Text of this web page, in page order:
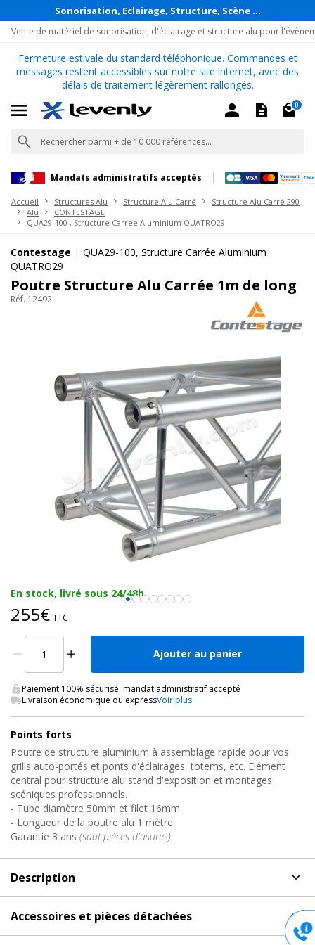
Sonorisation, Eclairage, Structure, Scène ...
Vente de matériel de sonorisation, d'éclairage et structure alu pour
Fermeture estivale du standard téléphonique. Commandes et
messages restent accessibles sur notre site internet, avec des
délais de traitement légèrement rallongés.
0
Mandats administratifs acceptés
Accueil Structures Alu Structure Alu Carré
Structure Alu Carré 290
Alu
CONTESTAGE
QUA29-100 , Structure Carrée Aluminium QUATRO29
Contestage | QUA29-100, Structure Carrée Aluminium
QUATRO29
Poutre Structure Alu Carrée 1m de long
Réf. 12492
En stock, livré sous 24/48h
255€ TTC
Ajouter au panier
Paiement 100% sécurisé, mandat administratif accepté
Livraison économique ou expressVoir plus
Points forts
Poutre de structure aluminium à assemblage rapide pour vos
grills auto-portés et ponts d'éclairages, totems, etc. Elément
central pour structure alu stand d'exposition et montages
scéniques professionnels.
- Tube diamètre 50mm et filet 16mm.
- Longueur de la poutre alu 1 mètre.
Garantie 3 ans (sauf pièces d'usures)
Description
QUA29-100 Contestage
Accessoires et pièces détachées